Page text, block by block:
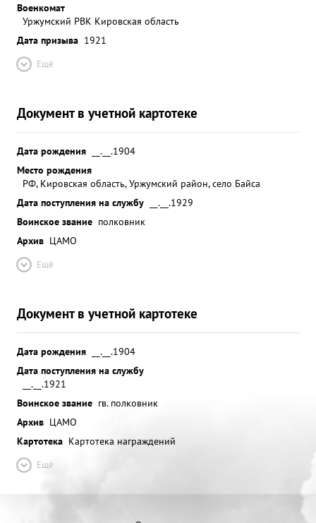
Военкомат
Уржумский РВК Кировская область
Дата призыва 1921
Ещё
Документ в учетной картотеке
Дата рождения
__.__.1904
Место рождения
РФ, Кировская область, Уржумский район, село Байса
Дата поступления на службу
__.__.1929
Воинское звание полковник
Архив ЦАМО
Ещё
Документ в учетной картотеке
Дата рождения
__.__.1904
Дата поступления на службу
__.__.1921
Воинское звание гв. полковник
Архив ЦАМО
Картотека Картотека награждений
Ещё